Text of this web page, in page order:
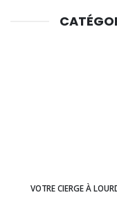
VOTRE CIERGE À